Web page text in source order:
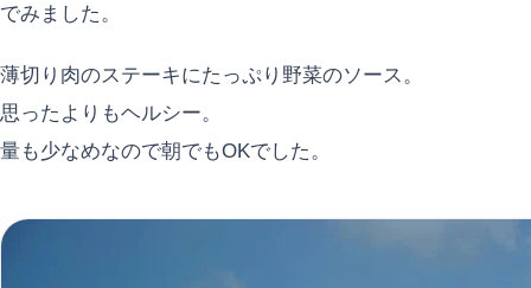
でみました。
薄切り肉のステーキにたっぷり野菜のソース。
思ったよりもヘルシー。
量も少なめなので朝でもOKでした。